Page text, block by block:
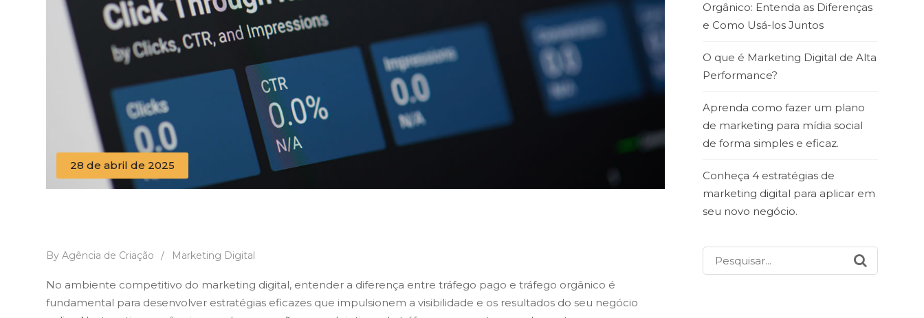
28 de abril de 2025
By Agência de Criação / Marketing Digital
No ambiente competitivo do marketing digital, entender a diferença entre tráfego pago e tráfego orgânico é
fundamental para desenvolver estratégias eficazes que impulsionem a visibilidade e os resultados do seu negócio
Orgânico: Entenda as Diferenças
e Como Usá-los Juntos
O que é Marketing Digital de Alta
Performance?
Aprenda como fazer um plano
de marketing para mídia social
de forma simples e eficaz.
Conheça 4 estratégias de
marketing digital para aplicar em
seu novo negócio.
Pesquisar
por: